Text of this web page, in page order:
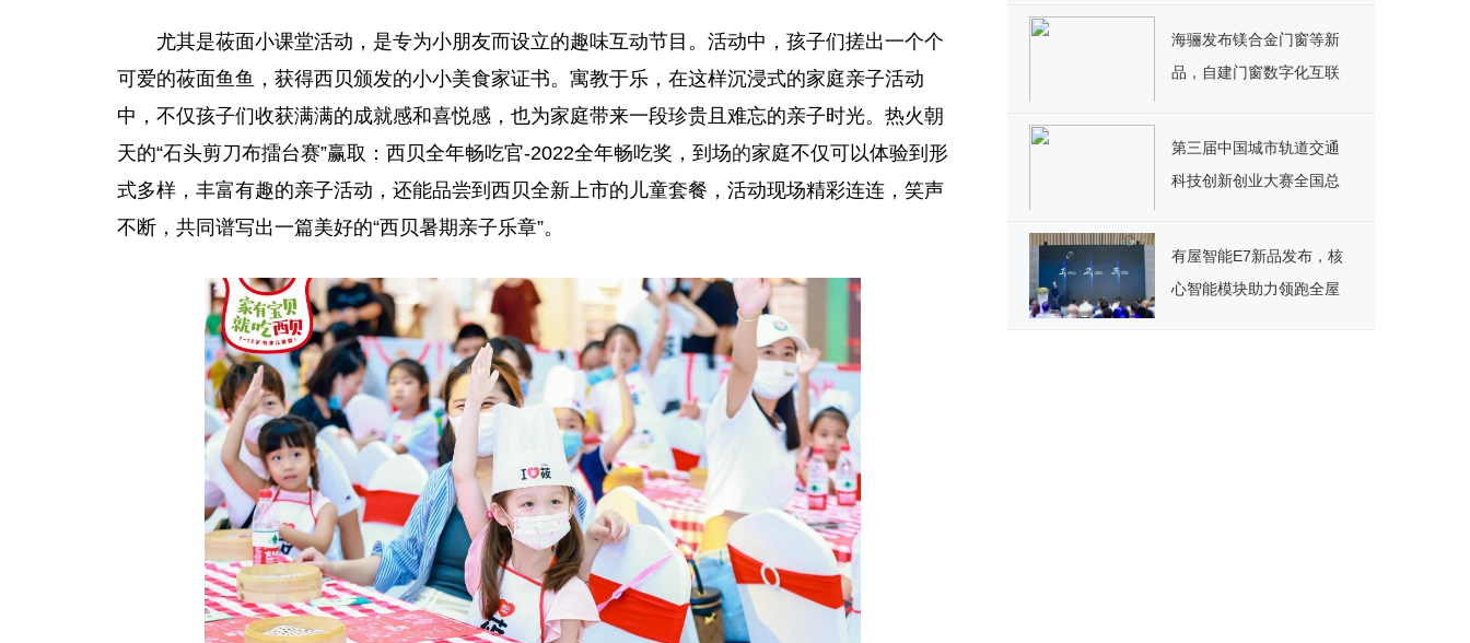
尤其是莜面小课堂活动，是专为小朋友而设立的趣味互动节目。活动中，孩子们搓出一个个
可爱的莜面鱼鱼，获得西贝颁发的小小美食家证书。寓教于乐，在这样沉浸式的家庭亲子活动
中，不仅孩子们收获满满的成就感和喜悦感，也为家庭带来一段珍贵且难忘的亲子时光。热火朝
天的“石头剪刀布擂台赛”赢取：西贝全年畅吃官-2022全年畅吃奖，到场的家庭不仅可以体验到形
式多样，丰富有趣的亲子活动，还能品尝到西贝全新上市的儿童套餐，活动现场精彩连连，笑声
不断，共同谱写出一篇美好的“西贝暑期亲子乐章”。
海骊发布镁合金门窗等新
品，自建门窗数字化互联
第三届中国城市轨道交通
科技创新创业大赛全国总
举行
有屋智能E7新品发布，核
心智能模块助力领跑全屋